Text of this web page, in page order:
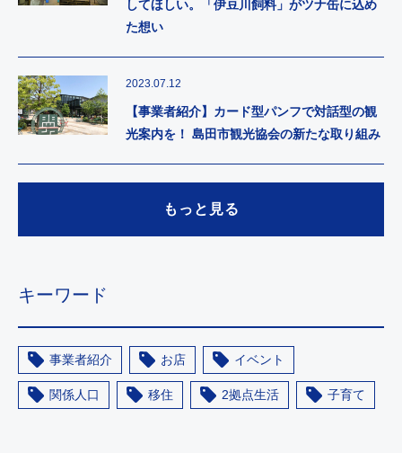
してほしい。「伊豆川飼料」がツナ缶に込め
た想い
2023.07.12
【事業者紹介】カード型パンフで対話型の観
光案内を！ 島田市観光協会の新たな取り組み
もっと見る
キーワード
事業者紹介 お店 イベント
関係人口 移住 2拠点生活 子育て